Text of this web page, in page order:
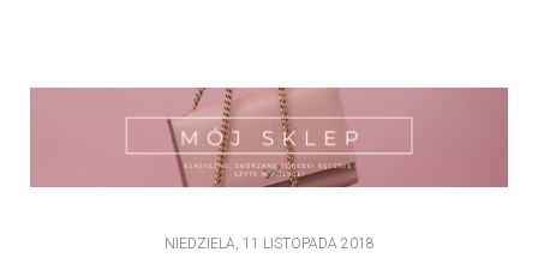
NIEDZIELA, 11 LISTOPADA 2018